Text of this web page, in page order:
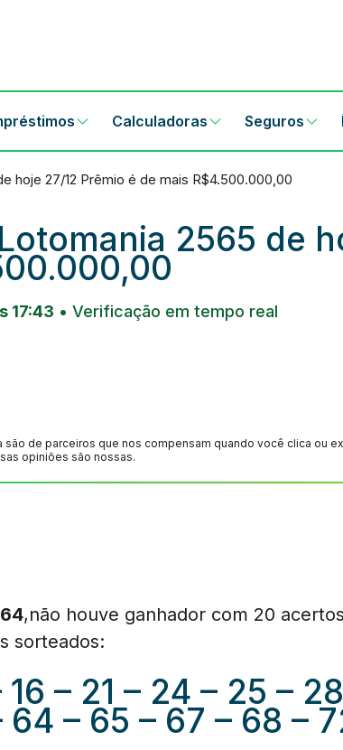
Calculadoras Seguros
hoje 27/12 Prêmio é de mais R$4.500.000,00
2565 de
17:43 • Verificação em tempo real
de parceiros que nos compensam quando você clica ou
opiniões são nossas.
,não houve ganhador com 20
sorteados:
– 21 – 24 – 25 –
64 – 65 – 67 – 68 –